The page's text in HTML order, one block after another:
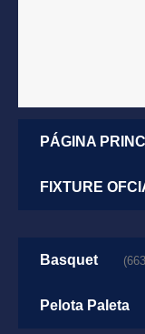
PÁGINA
FIXTURE
Basquet
Pelota Paleta